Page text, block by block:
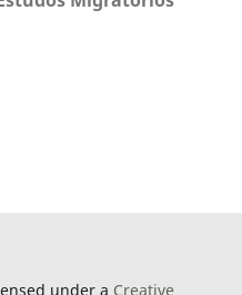
under a Creative